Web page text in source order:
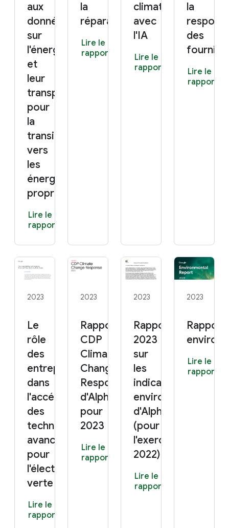
aux
données
sur
l'énergie,
et
leur
transparence,
pour
la
transition
vers
les
énergies
propres
Lire le
rapport
la
réparabilité
Lire le
rapport
climatique
avec
l'IA
Lire le
rapport
la
des
Lire le
rapport
2023
Le
rôle
des
entreprises
dans
l'accélération
des
technologies
avancées
pour
l'électricité
verte
Lire le
rapport
2023
Rapport
CDP
Climate
Change
Response
d'Alphabet
pour
2023
Lire le
rapport
2023
Rapport
2023
sur
les
indicateurs
environnementaux
d'Alphabet
(pour
l'exercice
2022)
Lire le
rapport
2023
Rapport
Lire le
rapport